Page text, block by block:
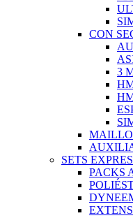
CON
3
SETS
PACKS